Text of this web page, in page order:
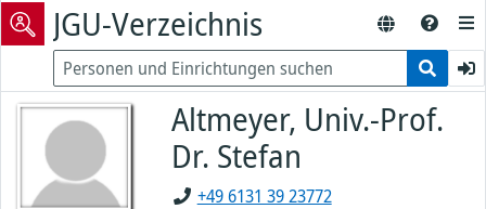
JGU-Verzeichnis
Altmeyer, Univ.-Prof.
Dr. Stefan
+49 6131 39 23772